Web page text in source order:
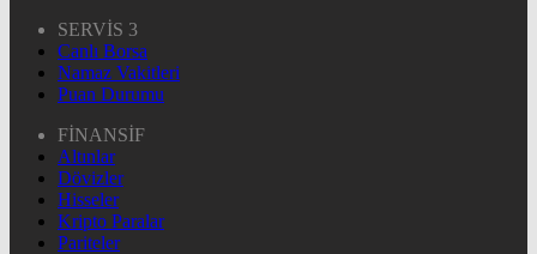
SERVİS 3
Canlı Borsa
Namaz Vakitleri
Puan Durumu
FİNANSİF
Altınlar
Dövizler
Hisseler
Kripto Paralar
Pariteler